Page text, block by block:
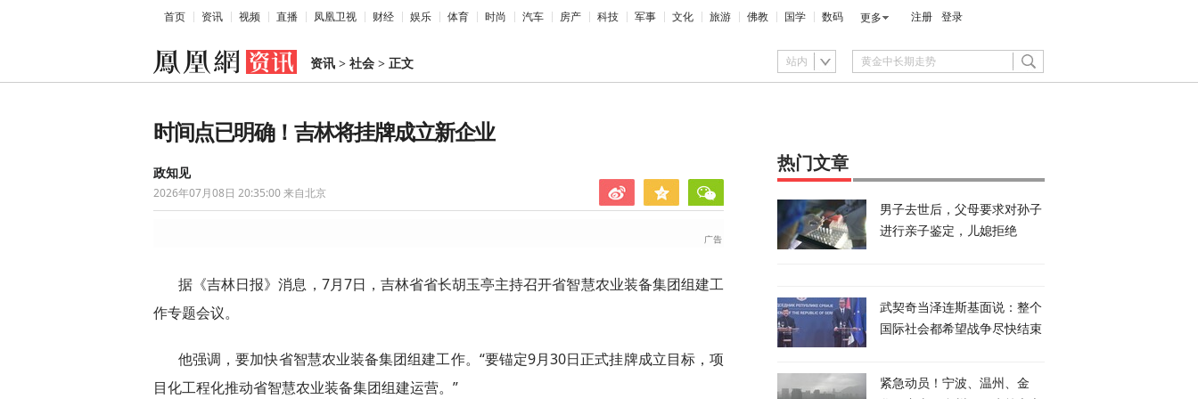
首页 资讯 视频 直播 凤凰卫视 财经 娱乐 体育 时尚 汽车 房产 科技 军事 文化 旅游 佛教 国学 数码 更多 注册 登录
资讯 > 社会 > 正文 站内
时间点已明确！吉林将挂牌成立新企业
政知见
2026年07月08日 20:35:00来自北京
据《吉林日报》消息，7月7日，吉林省省长胡玉亭主持召开省智慧农业装备集团组建工
作专题会议。
他强调，要加快省智慧农业装备集团组建工作。“要锚定9月30日正式挂牌成立目标，项
目化工程化推动省智慧农业装备集团组建运营。”
热门文章
男子去世后，父母要求对孙子
进行亲子鉴定，儿媳拒绝
武契奇当泽连斯基面说：整个
国际社会都希望战争尽快结束
紧急动员！宁波、温州、金